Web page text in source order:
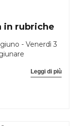
in rubriche
- Venerdì 3
Leggi di più